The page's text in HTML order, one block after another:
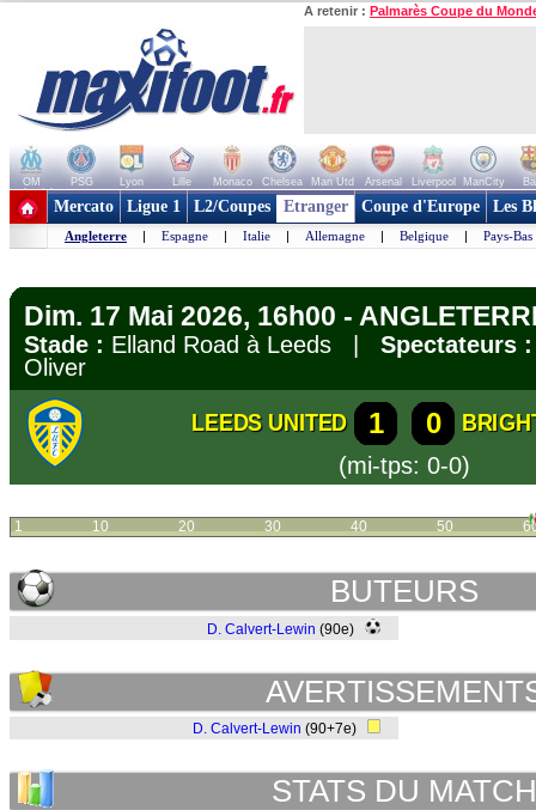
A retenir : Palmarès Coupe du
OM PSG Lyon Lille Monaco Chelsea Man Utd Arsenal Liverpool ManCity
+ de clubs
Mercato Ligue 1 L2/Coupes Etranger Coupe d'Europe Les
Angleterre | Espagne | Italie | Allemagne | Belgique | Pays-Bas
Dim. 17 Mai 2026, 16h00 -
Stade : Elland Road à Leeds | Spectateurs :
Oliver
LEEDS UNITED 1 0
(mi-tps: 0-0)
1 10 20 30 40 50
BUTEURS
D. Calvert-Lewin (90e)
D. Calvert-Lewin (90+7e)
STATS DU MATCH